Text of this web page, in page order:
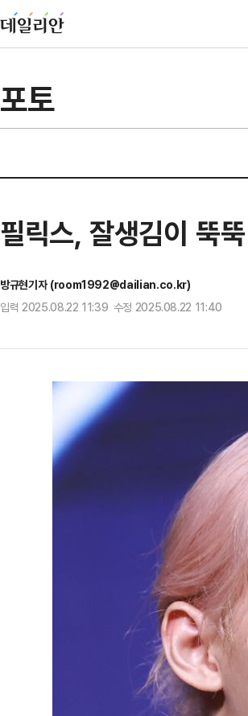
포토
필릭스, 잘생김이 뚝뚝
방규현기자 (room1992@dailian.co.kr)
입력 2025.08.22 11:39 수정 2025.08.22 11:40